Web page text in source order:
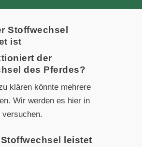
Stoffwechsel
ist
der
des Pferdes?
klären könnte mehrere
Wir werden es hier in
leistet